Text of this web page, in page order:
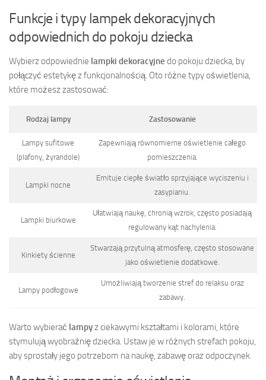
Funkcje i typy lampek dekoracyjnych
odpowiednich do pokoju dziecka
Wybierz odpowiednie lampki dekoracyjne do pokoju dziecka, by
połączyć estetykę z funkcjonalnością. Oto różne typy oświetlenia,
które możesz zastosować:
Rodzaj lampy Zastosowanie
Lampy sufitowe
(plafony, żyrandole)
Zapewniają równomierne oświetlenie całego
pomieszczenia.
Lampki nocne
Emituje ciepłe światło sprzyjające wyciszeniu i
zasypianiu.
Lampki biurkowe
Ułatwiają naukę, chronią wzrok, często posiadają
regulowany kąt nachylenia.
Kinkiety ścienne
Stwarzają przytulną atmosferę, często stosowane
jako oświetlenie dodatkowe.
Lampy podłogowe
Umożliwiają tworzenie stref do relaksu oraz
zabawy.
Warto wybierać lampyz ciekawymi kształtami i kolorami, które
stymulują wyobraźnię dziecka. Ustaw je w różnych strefach pokoju,
aby sprostały jego potrzebom na naukę, zabawę oraz odpoczynek.